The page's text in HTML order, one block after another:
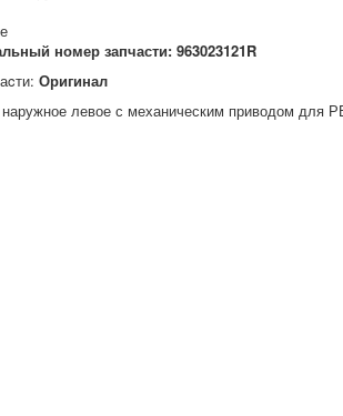
номер запчасти: 963023121R
Оригинал
левое с механическим приводом